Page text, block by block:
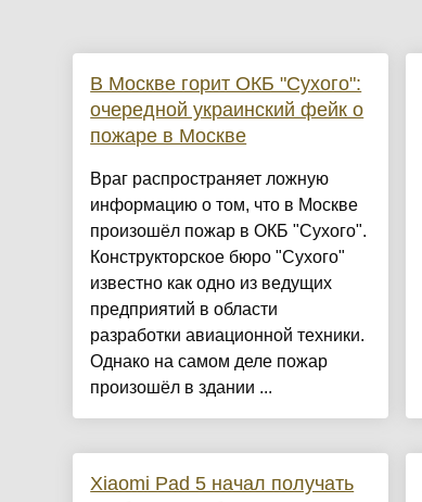
В Москве горит ОКБ "Сухого":
очередной украинский фейк о
пожаре в Москве
Враг распространяет ложную
информацию о том, что в Москве
произошёл пожар в ОКБ "Сухого".
Конструкторское бюро "Сухого"
известно как одно из ведущих
предприятий в области
разработки авиационной техники.
Однако на самом деле пожар
произошёл в здании ...
Xiaomi Pad 5 начал получать